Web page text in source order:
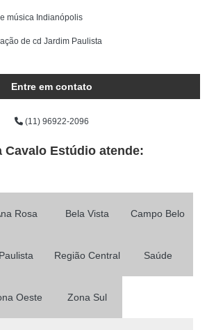
música Indianópolis
de cd Jardim Paulista
Entre em contato
(11) 96922-2096
Cavalo Estúdio atende:
Rosa Bela Vista Campo Belo
Paulista Região Central Saúde
Oeste Zona Sul